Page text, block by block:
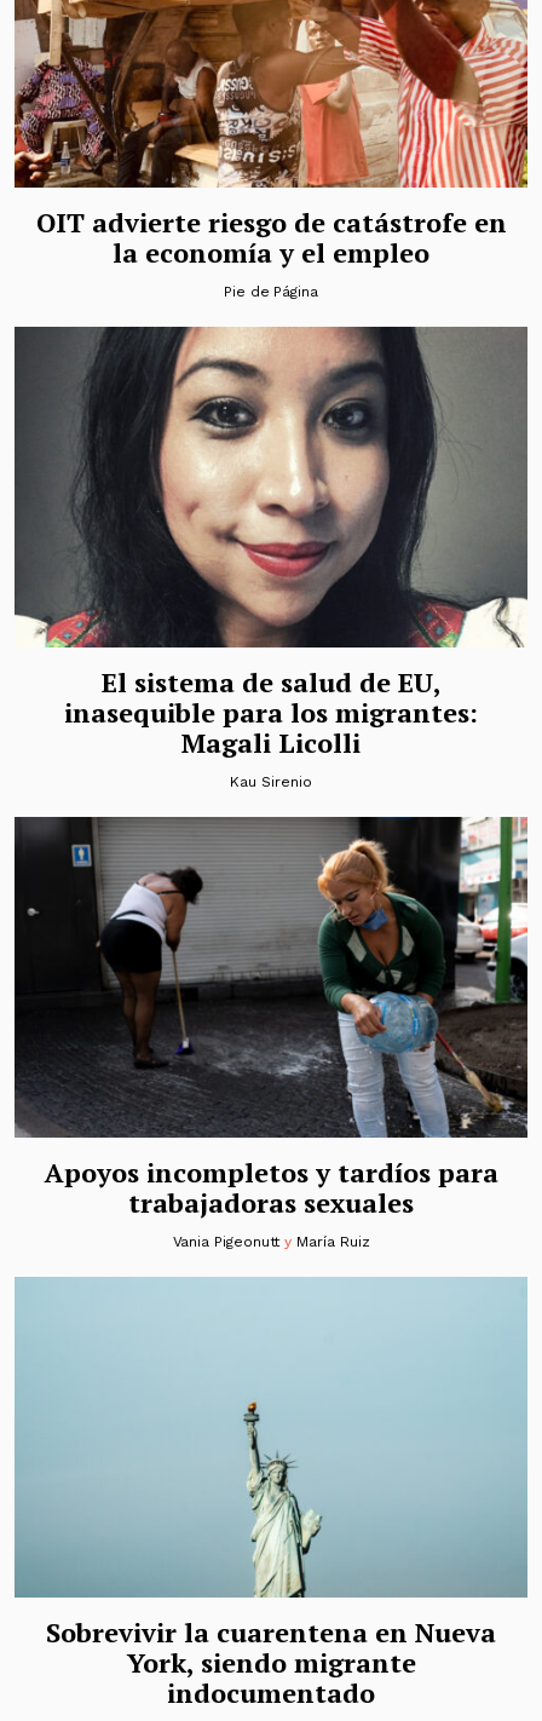
OIT advierte riesgo de catástrofe en
la economía y el empleo
Pie de Página
El sistema de salud de EU,
inasequible para los migrantes:
Magali Licolli
Kau Sirenio
Apoyos incompletos y tardíos para
trabajadoras sexuales
Vania Pigeonutty María Ruiz
Sobrevivir la cuarentena en Nueva
York, siendo migrante
indocumentado